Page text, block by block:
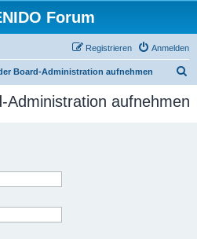
Forum
Anmelden
Registrieren
Board-Administration aufnehmen
c
Administration aufnehmen